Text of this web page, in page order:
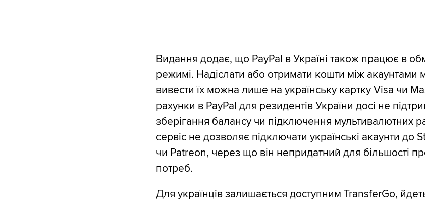
Видання додає, що PayPal в Україні також працює в
режимі. Надіслати або отримати кошти між акаунтами
вивести їх можна лише на українську картку Visa чи
рахунки в PayPal для резидентів України досі не
зберігання балансу чи підключення мультивалютних
сервіс не дозволяє підключати українські акаунти до
чи Patreon, через що він непридатний для більшості
потреб.
Для українців залишається доступним TransferGo,